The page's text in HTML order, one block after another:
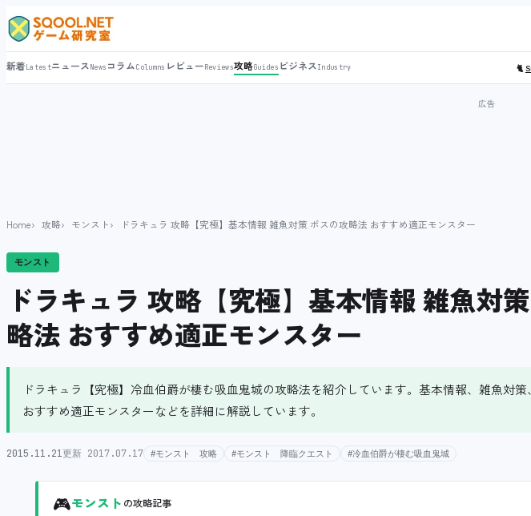
新着LatestニュースNews コラムColumns レビューReviews攻略Guides ビジネスIndustry 🐈
Home 攻略 モンスト ドラキュラ 攻略【究極】基本情報 雑魚対策 ボスの攻略法 おすすめ適正モンスター
モンスト
ドラキュラ 攻略【究極】基本情報 雑魚対
略法 おすすめ適正モンスター
ドラキュラ【究極】冷血伯爵が棲む吸血鬼城の攻略法を紹介しています。基本情報、雑魚対策
おすすめ適正モンスターなどを詳細に解説しています。
2015.11.21更新 2017.07.17 #モンスト 攻略 #モンスト 降臨クエスト #冷血伯爵が棲む吸血鬼城
🎮モンスト の攻略記事